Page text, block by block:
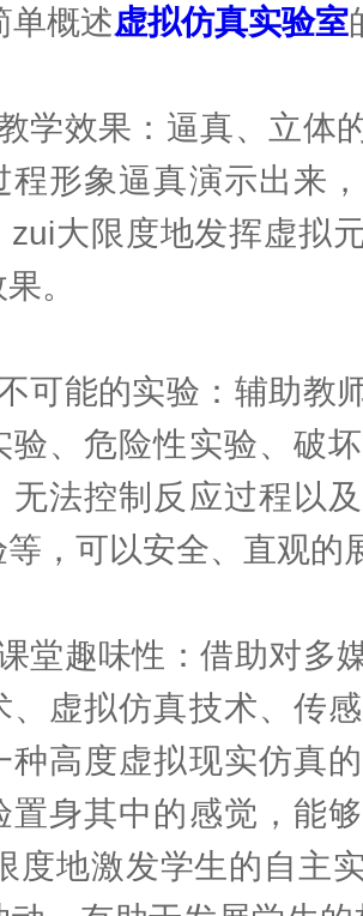
概述虚拟仿真实验室
学效果：逼真、立体
程形象逼真演示出来
zui大限度地发挥虚拟
。
可能的实验：辅助教
验、危险性实验、破
无法控制反应过程以
等，可以安全、直观的
堂趣味性：借助对多
、虚拟仿真技术、传
种高度虚拟现实仿真
置身其中的感觉，能
度地激发学生的自主